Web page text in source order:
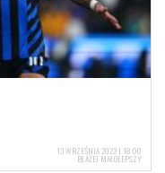
13 WRZEŚNIA 2022 | 18:00
BŁAŻEJ MAŁOLEPSZY